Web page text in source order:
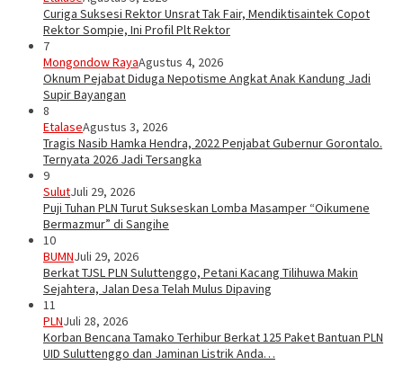
Curiga Suksesi Rektor Unsrat Tak Fair, Mendiktisaintek Copot
Rektor Sompie, Ini Profil Plt Rektor
7
Mongondow RayaAgustus 4, 2026
Oknum Pejabat Diduga Nepotisme Angkat Anak Kandung Jadi
Supir Bayangan
8
EtalaseAgustus 3, 2026
Tragis Nasib Hamka Hendra, 2022 Penjabat Gubernur Gorontalo.
Ternyata 2026 Jadi Tersangka
9
SulutJuli 29, 2026
Puji Tuhan PLN Turut Sukseskan Lomba Masamper “Oikumene
Bermazmur” di Sangihe
10
BUMNJuli 29, 2026
Berkat TJSL PLN Suluttenggo, Petani Kacang Tilihuwa Makin
Sejahtera, Jalan Desa Telah Mulus Dipaving
11
PLNJuli 28, 2026
Korban Bencana Tamako Terhibur Berkat 125 Paket Bantuan PLN
UID Suluttenggo dan Jaminan Listrik Anda…